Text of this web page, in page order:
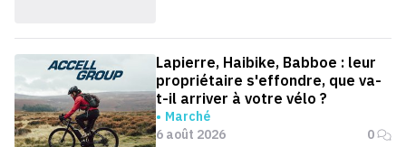
Lapierre, Haibike, Babboe : leur
propriétaire s'effondre, que va-
t-il arriver à votre vélo ?
Marché
6 août 2026
0